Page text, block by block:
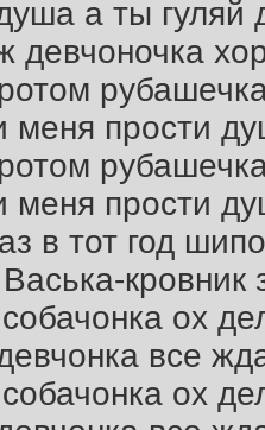
а ты гуляй
девчоночка
меня прости
меня прости
в тот год
кровник
ох
все
ох